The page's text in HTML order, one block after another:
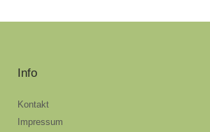
Info
Kontakt
Impressum